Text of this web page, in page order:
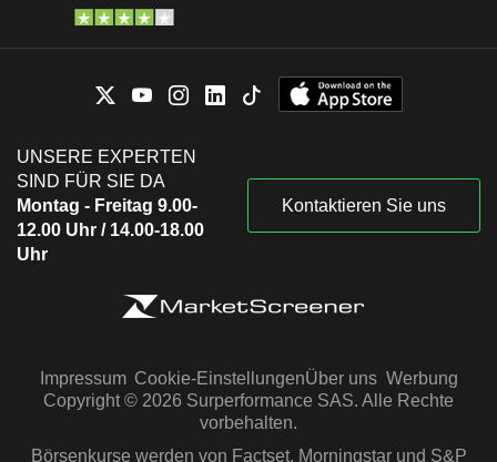
UNSERE EXPERTEN
SIND FÜR SIE DA
Montag - Freitag 9.00-
12.00 Uhr / 14.00-18.00
Uhr
Kontaktieren Sie uns
Impressum Cookie-EinstellungenÜber uns Werbung
Copyright © 2026 Surperformance SAS. Alle Rechte
vorbehalten.
Börsenkurse werden von Factset, Morningstar und S&P